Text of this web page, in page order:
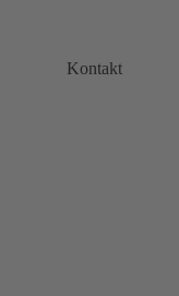
Kontakt